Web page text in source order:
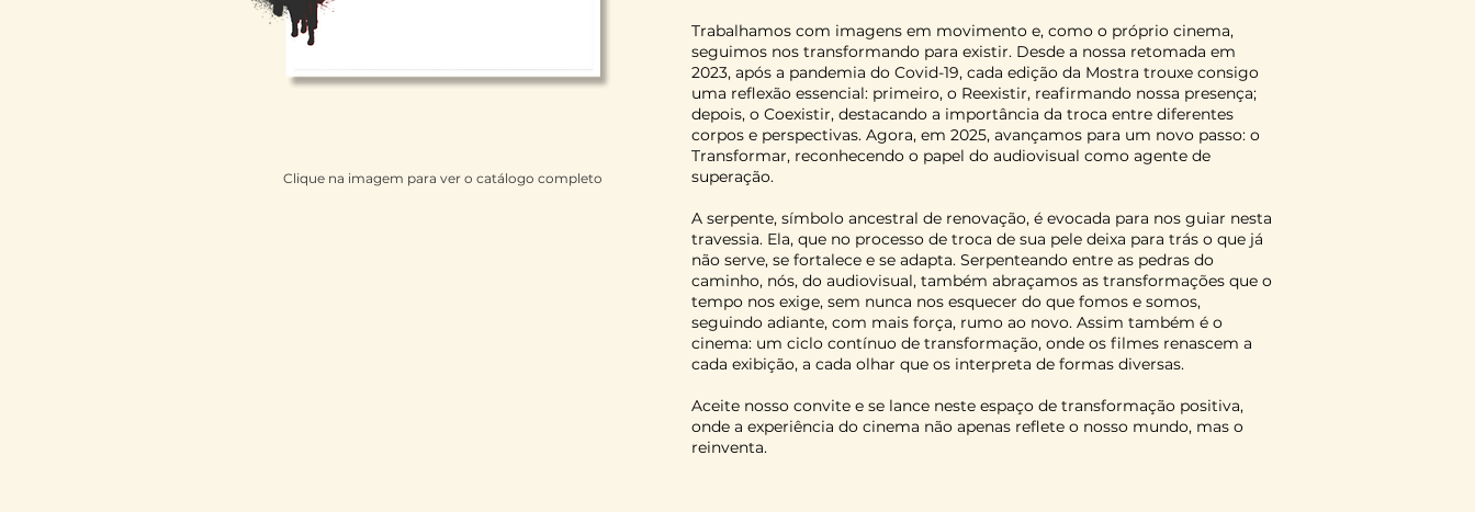
Clique na imagem para ver o catálogo completo
Trabalhamos com imagens em movimento e, como o próprio cinema,
seguimos nos transformando para existir. Desde a nossa retomada em
2023, após a pandemia do Covid-19, cada edição da Mostra trouxe consigo
uma reflexão essencial: primeiro, o Reexistir, reafirmando nossa presença;
depois, o Coexistir, destacando a importância da troca entre diferentes
corpos e perspectivas. Agora, em 2025, avançamos para um novo passo: o
Transformar, reconhecendo o papel do audiovisual como agente de
superação.
A serpente, símbolo ancestral de renovação, é evocada para nos guiar nesta
travessia. Ela, que no processo de troca de sua pele deixa para trás o que já
não serve, se fortalece e se adapta. Serpenteando entre as pedras do
caminho, nós, do audiovisual, também abraçamos as transformações que o
tempo nos exige, sem nunca nos esquecer do que fomos e somos,
seguindo adiante, com mais força, rumo ao novo. Assim também é o
cinema: um ciclo contínuo de transformação, onde os filmes renascem a
cada exibição, a cada olhar que os interpreta de formas diversas.
Aceite nosso convite e se lance neste espaço de transformação positiva,
onde a experiência do cinema não apenas reflete o nosso mundo, mas o
reinventa.